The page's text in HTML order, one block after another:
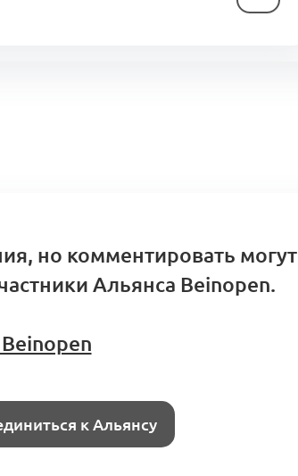
но комментировать могут
Альянса Beinopen.
к Альянсу